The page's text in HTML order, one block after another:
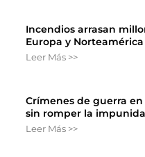
Incendios arrasan
Europa y Norteamérica
Leer Más >>
Crímenes de guerra
sin romper la
Leer Más >>